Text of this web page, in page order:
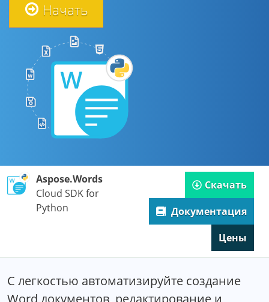
Начать
Aspose.Words
Cloud SDK for
Python
Скачать
Документация
Цены
С легкостью автоматизируйте создание
Word документов, редактирование и